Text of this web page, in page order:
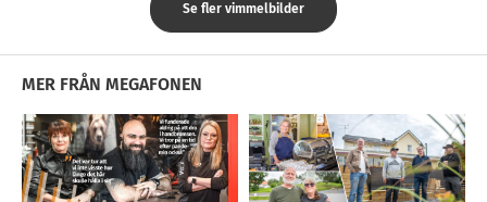
Se fler vimmelbilder
MER FRÅN MEGAFONEN